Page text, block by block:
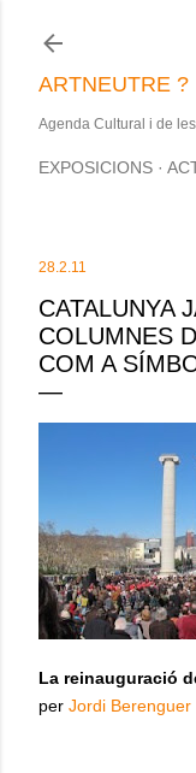
ARTNEUTRE ?
Agenda Cultural i de
EXPOSICIONS
28.2.11
CATALUNYA
COLUMNES
COM A
La reinauguració
per Jordi Berenguer